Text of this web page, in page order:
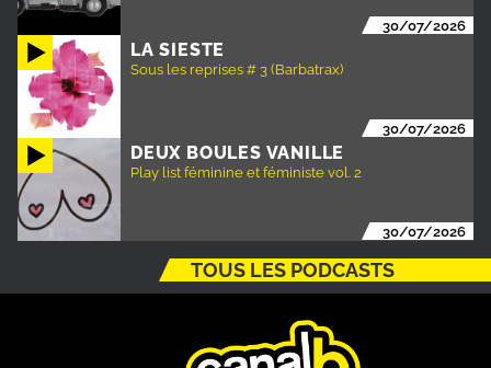
30/07/2026
LA SIESTE
Sous les reprises # 3 (Barbatrax)
30/07/2026
DEUX BOULES VANILLE
Play list féminine et féministe vol. 2
30/07/2026
TOUS LES PODCASTS